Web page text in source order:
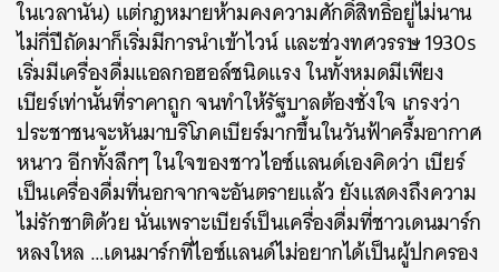
ในเวลานั้น) แต่กฎหมายห้ามคงความศักดิ์สิทธิ์อยู่ไม่นาน
ไม่กี่ปีถัดมาก็เริ่มมีการนำเข้าไวน์ และช่วงทศวรรษ 1930s
เริ่มมีเครื่องดื่มแอลกอฮอล์ชนิดแรง ในทั้งหมดมีเพียง
เบียร์เท่านั้นที่ราคาถูก จนทำให้รัฐบาลต้องชั่งใจ เกรงว่า
ประชาชนจะหันมาบริโภคเบียร์มากขึ้นในวันฟ้าครึ้มอากาศ
หนาว อีกทั้งลึกๆ ในใจของชาวไอซ์แลนด์เองคิดว่า เบียร์
เป็นเครื่องดื่มที่นอกจากจะอันตรายแล้ว ยังแสดงถึงความ
ไม่รักชาติด้วย นั่นเพราะเบียร์เป็นเครื่องดื่มที่ชาวเดนมาร์ก
หลงใหล …เดนมาร์กที่ไอซ์แลนด์ไม่อยากได้เป็นผู้ปกครอง